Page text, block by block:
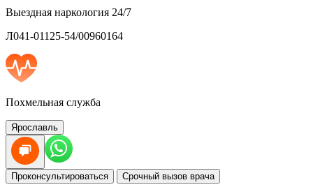
Выездная наркология 24/7
Л041-01125-54/00960164
Похмельная служба
Ярославль
Проконсультироваться Срочный вызов врача